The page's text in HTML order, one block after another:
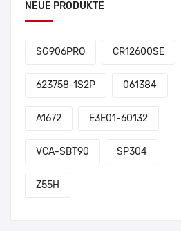
NEUE PRODUKTE
SG906PRO CR12600SE
623758-1S2P 061384
A1672 E3E01-60132
VCA-SBT90 SP304
Z55H